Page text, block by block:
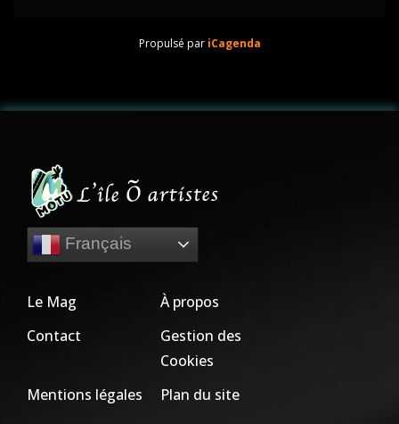
Propulsé par iCagenda
Français
Le Mag
À propos
Contact
Gestion des
Cookies
Mentions légales
Plan du site